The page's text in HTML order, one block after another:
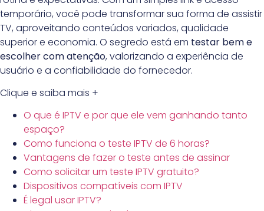
temporário, você pode transformar sua forma de assistir
TV, aproveitando conteúdos variados, qualidade
superior e economia. O segredo está em testar bem e
escolher com atenção, valorizando a experiência de
usuário e a confiabilidade do fornecedor.
Clique e saiba mais +
O que é IPTV e por que ele vem ganhando tanto
espaço?
Como funciona o teste IPTV de 6 horas?
Vantagens de fazer o teste antes de assinar
Como solicitar um teste IPTV gratuito?
Dispositivos compatíveis com IPTV
É legal usar IPTV?